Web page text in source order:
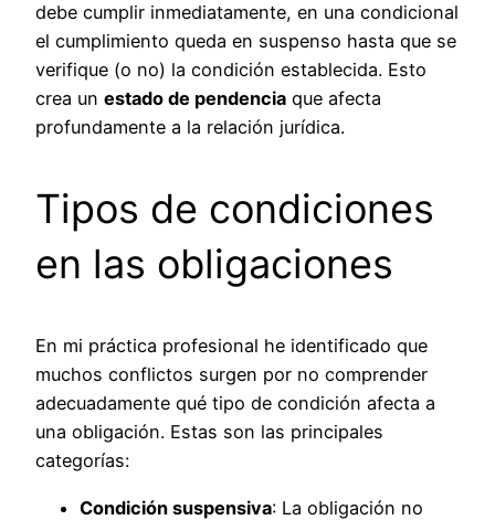
debe cumplir inmediatamente, en una condicional
el cumplimiento queda en suspenso hasta que se
verifique (o no) la condición establecida. Esto
crea un estado de pendencia que afecta
profundamente a la relación jurídica.
Tipos de condiciones
en las obligaciones
En mi práctica profesional he identificado que
muchos conflictos surgen por no comprender
adecuadamente qué tipo de condición afecta a
una obligación. Estas son las principales
categorías:
Condición suspensiva: La obligación no